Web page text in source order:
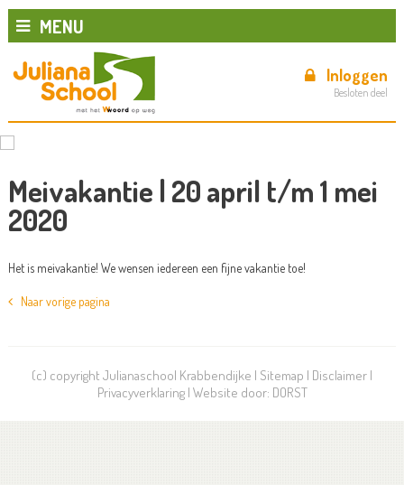
MENU
Inloggen
Besloten deel
Meivakantie | 20 april t/m 1 mei
2020
Het is meivakantie! We wensen iedereen een fijne vakantie toe!
Naar vorige pagina
(c) copyright Julianaschool Krabbendijke | Sitemap | Disclaimer |
Privacyverklaring| Website door: DORST